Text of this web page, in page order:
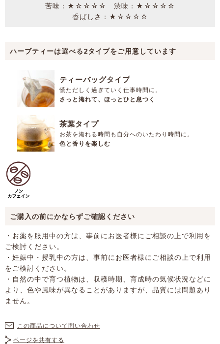
この商品について問い合わせ
ページを共有する
苦味：★☆☆☆☆ 渋味：★☆☆☆☆
香ばしさ：★☆☆☆☆
ハーブティーは選べる2タイプをご用意しています
ティーバッグタイプ
慌ただしく過ぎていく仕事時間に。
さっと淹れて、ほっとひと息つく
茶葉タイプ
お茶を淹れる時間も自分へのいたわり時間に。
色と香りを楽しむ
ご購入の前にかならずご確認ください
・お薬を服用中の方は、事前にお医者様にご相談の上で利用を
ご検討ください。
・妊娠中・授乳中の方は、事前にお医者様にご相談の上で利用
をご検討ください。
・自然の中で育つ植物は、収穫時期、育成時の気候状況などに
より、色や風味が異なることがありますが、品質には問題あり
ません。